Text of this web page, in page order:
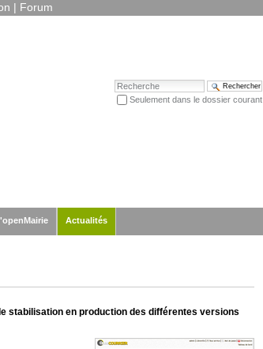
| Forum
Chercher par
Seulement dans le dossier courant
Actualités
stabilisation en production des différentes versions